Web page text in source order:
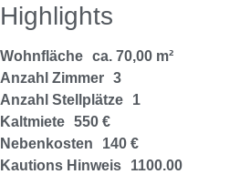
Highlights
Wohnfläche ca. 70,00 m²
Anzahl Zimmer 3
Anzahl Stellplätze
1
Kaltmiete 550 €
Nebenkosten
140 €
Kautions Hinweis
1100.00